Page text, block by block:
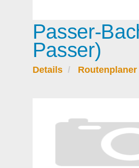
Passer-
Passer)
Details Routenplaner